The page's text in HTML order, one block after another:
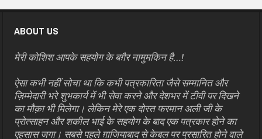
ABOUT US
मेरी कोशिश आपके सहयोग के बग़ैर नामुमकिन है…!
ऐसा कभी नहीं सोचा था कि कभी पत्रकारिता जैसे सम्मानित और
ज़िम्मेदारी भरे शुभकार्य में भी सेवा करने और देशभर में टीवी पर दिखने
का मौक़ा भी मिलेगा। लेकिन मेरे एक दोस्त फरमान अली जी के
प्रोत्साहन और शकील भाई के सहयोग के बाद एक पत्रकार होने का
एहसास जगा। सबसे पहले ग़ाजियाबाद से केबल पर प्रसारित होने वाले